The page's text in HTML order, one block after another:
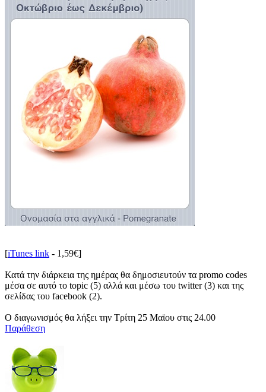
[iTunes link - 1,59€]
Κατά την διάρκεια της ημέρας θα δημοσιευτούν τα promo codes
μέσα σε αυτό το topic (5) αλλά και μέσω του twitter (3) και της
σελίδας του facebook (2).
Ο διαγωνισμός θα λήξει την Τρίτη 25 Μαϊου στις 24.00
Παράθεση